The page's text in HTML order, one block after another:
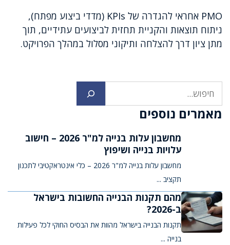
PMO אחראי להגדרה של KPIs (מדדי ביצוע מפתח),
ניתוח תוצאות והקניית תחזית לביצועים עתידיים, תוך
מתן ציון דרך להצלחה ותיקוני מסלול במהלך הפרויקט.
מאמרים נוספים
מחשבון עלות בנייה למ"ר 2026 – חישוב
עלויות בנייה ושיפוץ
מחשבון עלות בנייה למ"ר 2026 – כלי אינטראקטיבי לתכנון
תקציב ...
מהם תקנות הבנייה החשובות בישראל
ב-2026?
תקנות הבנייה בישראל מהוות את הבסיס החוקי לכל פעילות
בנייה ...